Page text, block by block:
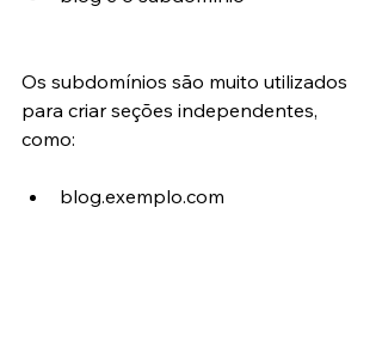
Os subdomínios são muito utilizados
para criar seções independentes,
como:
blog.exemplo.com